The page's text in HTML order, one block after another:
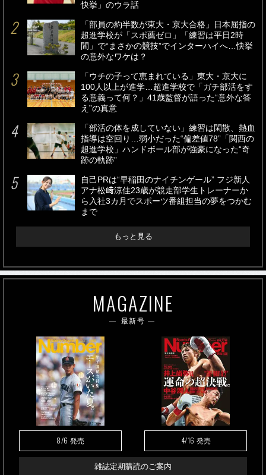
快挙」のウラ話
「部員の約半数が東大・京大合格」日本屈指の
超進学校が「スポ薦ゼロ」「練習は平日2時
間」で“まさかの競技”でインターハイへ…快挙
の意外なワケは？
「ウチの子って恵まれている」東大・京大に
100人以上が進学…超進学校で「ガチ部活をす
る意義って何？」41歳監督が語った“意外な答
え”の真意
「部活の体を成していない」練習は閑散、熱血
指導は空回り…弱小だった“偏差値78”「関西の
超進学校」ハンドボール部が強豪になった“奇
跡の軌跡”
自己PRは“早稲田のナイチンゲール” フジ新人
アナ松﨑涼佳23歳が競走部学生トレーナーか
ら入社3カ月でスポーツ番組担当の夢をつかむ
まで
もっと見る
MAGAZINE
最新号
8/6 発売 4/16 発売
雑誌定期購読のご案内